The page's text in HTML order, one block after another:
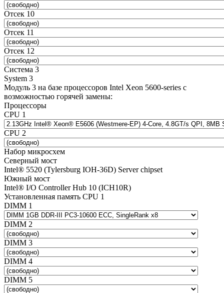
Отсек 10
Отсек 11
Отсек 12
Система 3
System 3
Модуль 3 на базе процессоров Intel Xeon 5600-series с
возможностью горячей замены:
Процессоры
CPU 1
CPU 2
Набор микросхем
Северный мост
Intel® 5520 (Tylersburg IOH-36D) Server chipset
Южный мост
Intel® I/O Controller Hub 10 (ICH10R)
Установленная память CPU 1
DIMM 1
DIMM 2
DIMM 3
DIMM 4
DIMM 5